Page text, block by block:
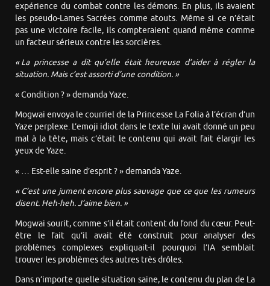
expérience du combat contre les démons. En plus, ils avaient
les pseudo-Lames Sacrées comme atouts. Même si ce n’était
pas une victoire facile, ils compteraient quand même comme
un facteur sérieux contre les sorcières.
« La princesse a dit qu’elle était heureuse d’aider à régler la
situation. Maisc’est assorti d’une condition. »
« Condition ? » demanda Yaze.
Mogwai envoya le courriel de la Princesse La Folia à l’écran d’un
Yaze perplexe. L’emoji idiot dans le texte lui avait donné un peu
mal à la tête, mais c’était le contenu qui avait fait élargir les
yeux de Yaze.
« … Est-elle saine d’esprit ? » demanda Yaze.
« C’est une jument encore plus sauvage que ce que les rumeurs
disent. Heh-heh. J’aime bien. »
Mogwai sourit, comme s’il était content du fond du cœur. Peut-
être le fait qu’il avait été construit pour analyser des
problèmes complexes expliquait-il pourquoi l’IA semblait
trouver les problèmes des autres très drôles.
Dans n’importe quelle situation saine, le contenu du plan de La